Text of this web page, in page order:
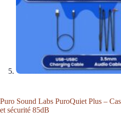
Puro Sound Labs PuroQuiet Plus –
et sécurité 85dB